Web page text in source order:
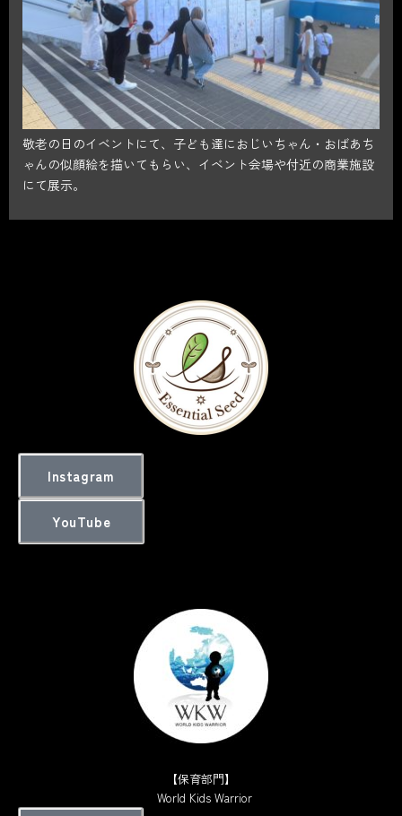
敬老の日のイベントにて、子ども達におじいちゃん・おばあち
ゃんの似顔絵を描いてもらい、イベント会場や付近の商業施設
にて展示。
Instagram
YouTube
【保育部門】
World Kids Warrior